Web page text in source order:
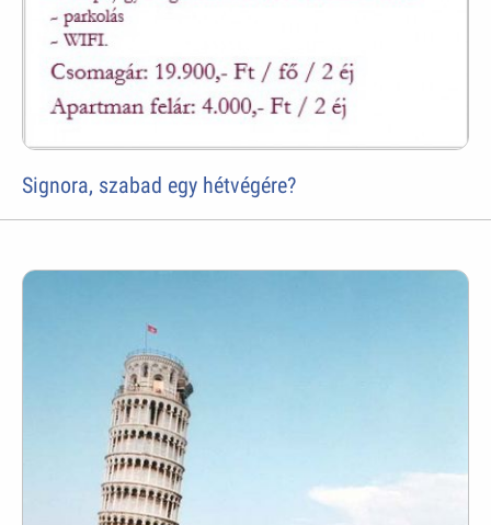
Signora, szabad egy hétvégére?